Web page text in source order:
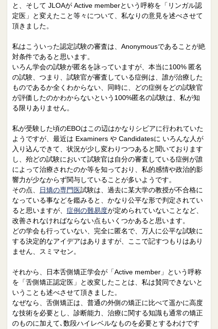
と、そして JLOAが Active memberという呼称を「リンガル認
定医」と変えたこと等々について、私なりの意見を述べさせて
頂きました。
私はこういった認定試験の審査は、Anonymousであることが絶
対条件であると思います。
いろん学会の試験が匿名を詠っていますが、本当に100% 匿名
の試験、つまり、試験官が審査している症例は、誰が治療した
ものであるか全くわからない、同時に、どの症例をどの試験官
が評価したのかわからないという100%匿名の試験は、私が知
る限りありません。
私が受験した頃のEBOはこの辺はかなりシビアに行われていた
ようですが、最近は Examiners や Candidatesに いろんな人が
入り込んできて、状況が少し変わりつつあると聞いております
し、殆どの試験において試験官は自分の審査している症例が誰
によって治療されたのか等を知っており、私的感情や政治的影
響力が少なからず関与していることが多いようです。
その点、
日矯の専門医試験は、過去に某大学の教授が不合格に
なっている事などを鑑みると、かなり公平な形で判定されてい
ると思いますが、 症例の難易度が定められていないことなど、
改善されなければならない点もいくつかあると思います。
どの学会も行っていない、完全に匿名で、万人に公平な試験に
する決定的なアイデアはありますが、ここで記すつもりはあり
ません、スミマセン。
それから、日本舌側矯正学会が「Active member」という呼称
を「舌側矯正認定医」と改変したことは、私は賛同できないと
いうことも述べさせて頂きました。
なぜなら、舌側矯正は、普通の外側の矯正に比べて遥かに高度
な技術を必要とし、診断能力、治療に関する知識も通常の矯正
のものに加えて､数段ハイレベルなものを必要とするわけです